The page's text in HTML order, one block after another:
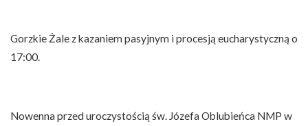
Gorzkie Żale z kazaniem pasyjnym i procesją eucharystyczną o
17:00.
Nowenna przed uroczystością św. Józefa Oblubieńca NMP w